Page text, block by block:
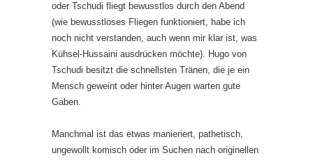
oder Tschudi fliegt bewusstlos durch den Abend
(wie bewusstloses Fliegen funktioniert, habe ich
noch nicht verstanden, auch wenn mir klar ist, was
Kühsel-Hussaini ausdrücken möchte). Hugo von
Tschudi besitzt die schnellsten Tränen, die je ein
Mensch geweint oder hinter Augen warten gute
Gaben.
Manchmal ist das etwas manieriert, pathetisch,
ungewollt komisch oder im Suchen nach originellen